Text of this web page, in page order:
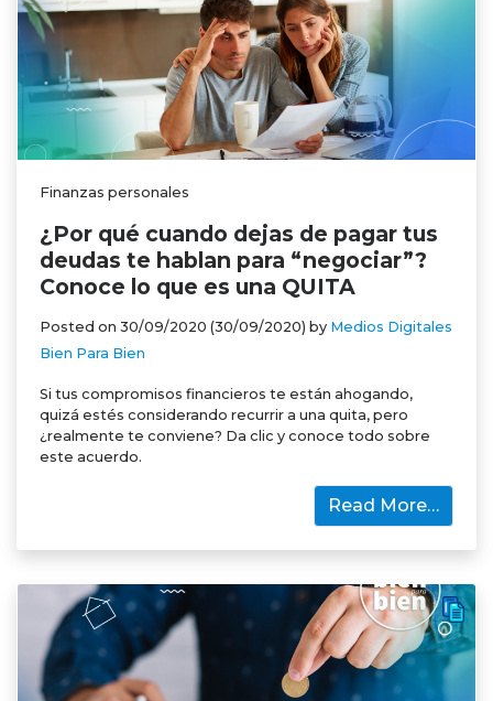
Finanzas personales
¿Por qué cuando dejas de pagar tus
deudas te hablan para “negociar”?
Conoce lo que es una QUITA
Posted on 30/09/2020 (30/09/2020) by Medios Digitales
Bien Para Bien
Si tus compromisos financieros te están ahogando,
quizá estés considerando recurrir a una quita, pero
¿realmente te conviene? Da clic y conoce todo sobre
este acuerdo.
Read More…